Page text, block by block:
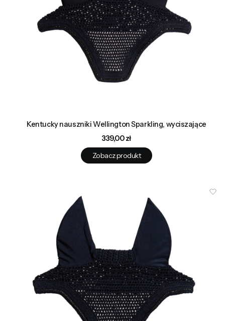
Kentucky nauszniki Wellington Sparkling, wyciszające
Cena
339,00 zł
Zobacz produkt